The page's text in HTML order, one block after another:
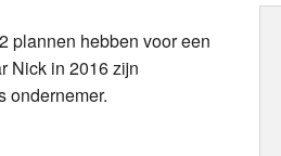
plannen hebben voor een
Nick in 2016 zijn
ondernemer.